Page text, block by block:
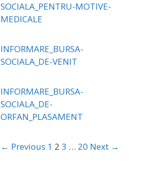
SOCIALA_PENTRU-MOTIVE-
MEDICALE
INFORMARE_BURSA-
SOCIALA_DE-VENIT
INFORMARE_BURSA-
SOCIALA_DE-
ORFAN_PLASAMENT
← Previous 1 2 3 … 20 Next →